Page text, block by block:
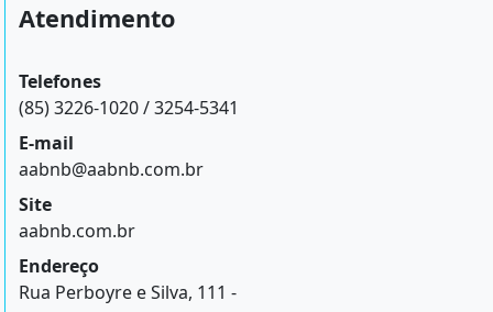
Atendimento
Telefones
(85) 3226-1020 / 3254-5341
E-mail
aabnb@aabnb.com.br
Site
aabnb.com.br
Endereço
Rua Perboyre e Silva, 111 -